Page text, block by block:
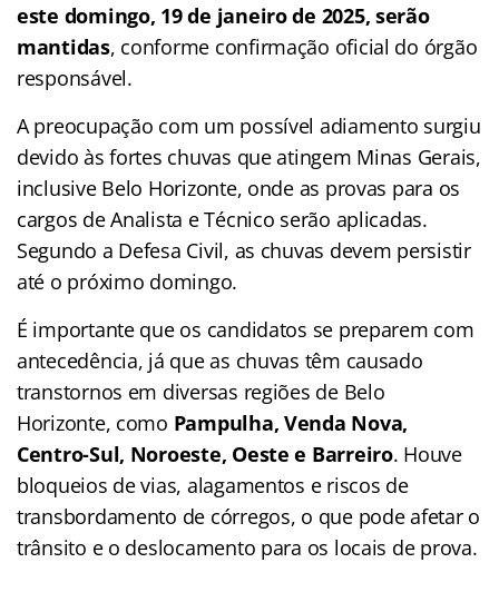
este domingo, 19 de janeiro de 2025, serão
mantidas, conforme confirmação oficial do órgão
responsável.
A preocupação com um possível adiamento surgiu
devido às fortes chuvas que atingem Minas Gerais,
inclusive Belo Horizonte, onde as provas para os
cargos de Analista e Técnico serão aplicadas.
Segundo a Defesa Civil, as chuvas devem persistir
até o próximo domingo.
É importante que os candidatos se preparem com
antecedência, já que as chuvas têm causado
transtornos em diversas regiões de Belo
Horizonte, como Pampulha, Venda Nova,
Centro-Sul, Noroeste, Oeste e Barreiro. Houve
bloqueios de vias, alagamentos e riscos de
transbordamento de córregos, o que pode afetar o
trânsito e o deslocamento para os locais de prova.